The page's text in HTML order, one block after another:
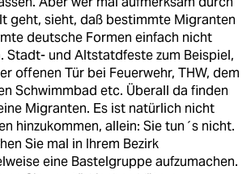
geht, sieht, daß bestimmte Migranten
deutsche Formen einfach nicht
Stadt- und Altstatdfeste zum Beispiel,
offenen Tür bei Feuerwehr, THW, dem
Schwimmbad etc. Überall da finden
Migranten. Es ist natürlich nicht
hinzukommen, allein: Sie tun´s nicht.
Sie mal in Ihrem Bezirk
eine Bastelgruppe aufzumachen.